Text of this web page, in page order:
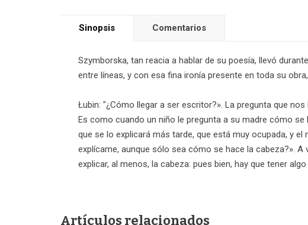
Sinopsis Comentarios
Szymborska, tan reacia a hablar de su poesía, llevó
entre líneas, y con esa fina ironía presente en toda su
Łubin: "¿Cómo llegar a ser escritor?». La pregunta que
Es como cuando un niño le pregunta a su madre cómo se
que se lo explicará más tarde, que está muy ocupada, y el
explícame, aunque sólo sea cómo se hace la cabeza?».
explicar, al menos, la cabeza: pues bien, hay que tener
Artículos relacionados